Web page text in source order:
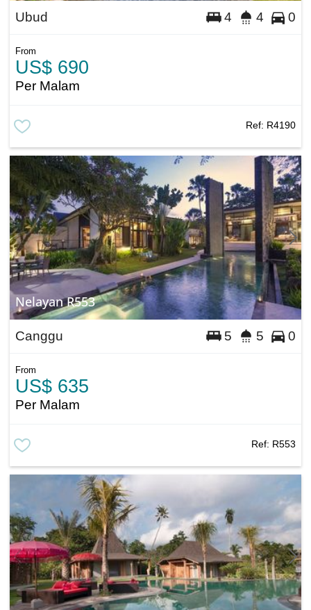
Ubud 4 4 0
From
US$ 690
Per Malam
Ref: R4190
Nelayan R553
Canggu 5 5 0
From
US$ 635
Per Malam
Ref: R553